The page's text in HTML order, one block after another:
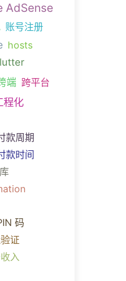
AdSense
账号注册
hosts
端 跨平台
程化
款周期
款时间
码
证
入